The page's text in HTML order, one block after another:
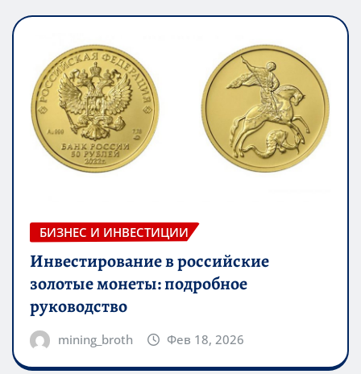
БИЗНЕС И ИНВЕСТИЦИИ
Инвестирование в российские
золотые монеты: подробное
руководство
mining_broth Фев 18, 2026